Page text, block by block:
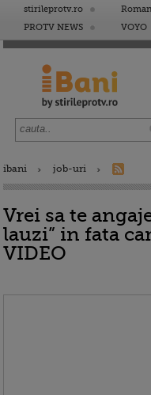
stirileprotv.ro
PROTV NEWS
VOYO
ibani job-uri
Vrei sa te
lauzi” in fata
VIDEO